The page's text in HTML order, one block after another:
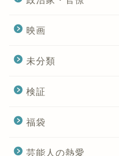
映画
未分類
検証
福袋
芸能人の熱愛